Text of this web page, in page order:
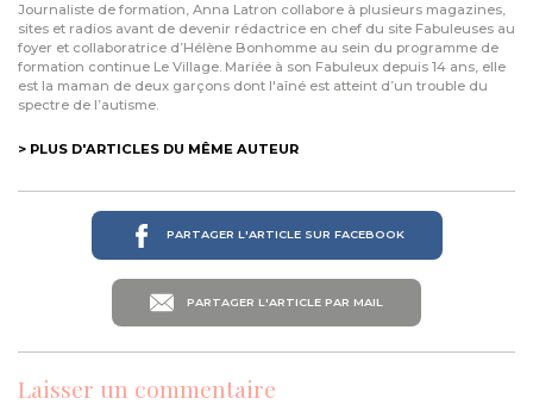
Journaliste de formation, Anna Latron collabore à plusieurs magazines,
sites et radios avant de devenir rédactrice en chef du site Fabuleuses au
foyer et collaboratrice d’Hélène Bonhomme au sein du programme de
formation continue Le Village. Mariée à son Fabuleux depuis 14 ans, elle
est la maman de deux garçons dont l'aîné est atteint d’un trouble du
spectre de l’autisme.
> PLUS D'ARTICLES DU MÊME AUTEUR
PARTAGER L'ARTICLE SUR FACEBOOK
PARTAGER L'ARTICLE PAR MAIL
Laisser un commentaire